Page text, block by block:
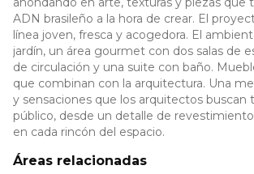
ADN brasileño a la hora de crear. El
línea joven, fresca y acogedora. El
jardín, un área gourmet con dos salas de
de circulación y una suite con baño.
que combinan con la arquitectura. Una
y sensaciones que los arquitectos buscan
público, desde un detalle de
en cada rincón del espacio.
Áreas relacionadas